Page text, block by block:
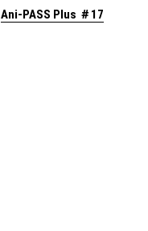
Ani-PASS Plus ＃17